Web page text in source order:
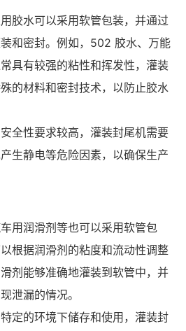
胶水可以采用软管包装，并通过
和密封。例如，502 胶水、万能
具有较强的粘性和挥发性，灌装
的材料和密封技术，以防止胶水
全性要求较高，灌装封尾机需要
生静电等危险因素，以确保生产
用润滑剂等也可以采用软管包
根据润滑剂的粘度和流动性调整
剂能够准确地灌装到软管中，并
泄漏的情况。
定的环境下储存和使用，灌装封